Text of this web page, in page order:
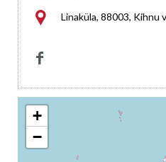
 Linaküla, 88003, Kihnu

+
−